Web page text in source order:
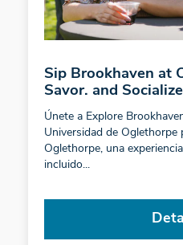
Sip Brookhaven at
Savor. and Socialize
Únete a Explore
Universidad de Oglethorpe
Oglethorpe, una
incluido...